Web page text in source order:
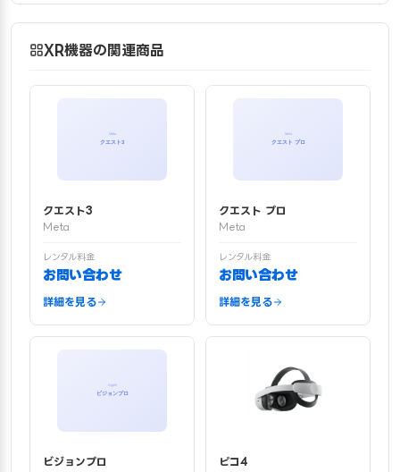
XR機器の関連商品
クエスト3
Meta
レンタル料金
お問い合わせ
詳細を見る
クエスト プロ
Meta
レンタル料金
お問い合わせ
詳細を見る
ビジョンプロ ピコ4